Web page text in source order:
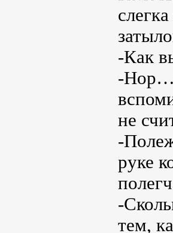
-Как
-
не
-
руке
-
тем,